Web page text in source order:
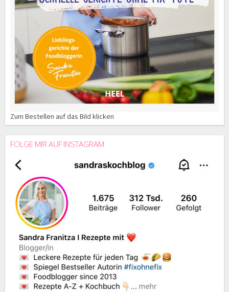
Zum Bestellen auf das Bild klicken
FOLGE MIR AUF INSTAGRAM